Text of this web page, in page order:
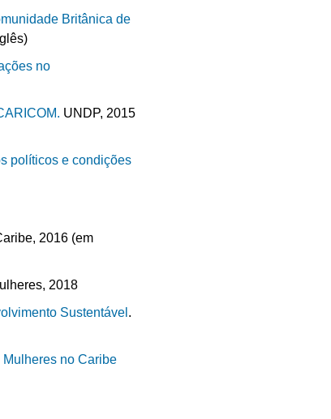
Britânica de
no
UNDP, 2015
políticos e condições
2016 (em
2018
Sustentável .
no Caribe